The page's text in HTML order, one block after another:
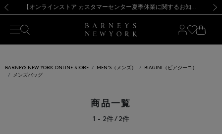
新規登録のお客様も対象！＜MY BARNEYS＞会員のお客様は11,000円（税込）以上のお買上げで常時送料無料！お買い物の際は会員登録を！
【夏季休業に伴う出荷一時停止のお知らせ】(2026.8.7) 【オンラインストア カスタマーセンター夏季休業に関するお知らせ】（2026.8.7）
【夏季休業に伴う返品・交換承り一時停止のお知らせ】（2026.8.5）
熊本県を中心とした地震の影響によるお荷物のお届けについて
【開催中】SUMMER SALEのご案内・ご注意事項 新規登録のお客様も対象！＜MY BARNEYS＞会員のお客様は11,000円（税込）以上のお買上げで常時送料無料！お買い物の際は会員登録を！
【夏季休業に伴う出荷一時停止のお知らせ】(2026.8.7)
BARNEYS NEW YORK ONLINE STORE MEN'S（メンズ）
BIAGINI（ビアジーニ）
メンズバッグ
商品一覧
1 - 2件 / 2件